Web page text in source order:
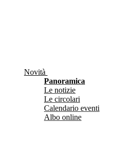
Novità
Panoramica
Le notizie
Le circolari
Calendario eventi
Albo online